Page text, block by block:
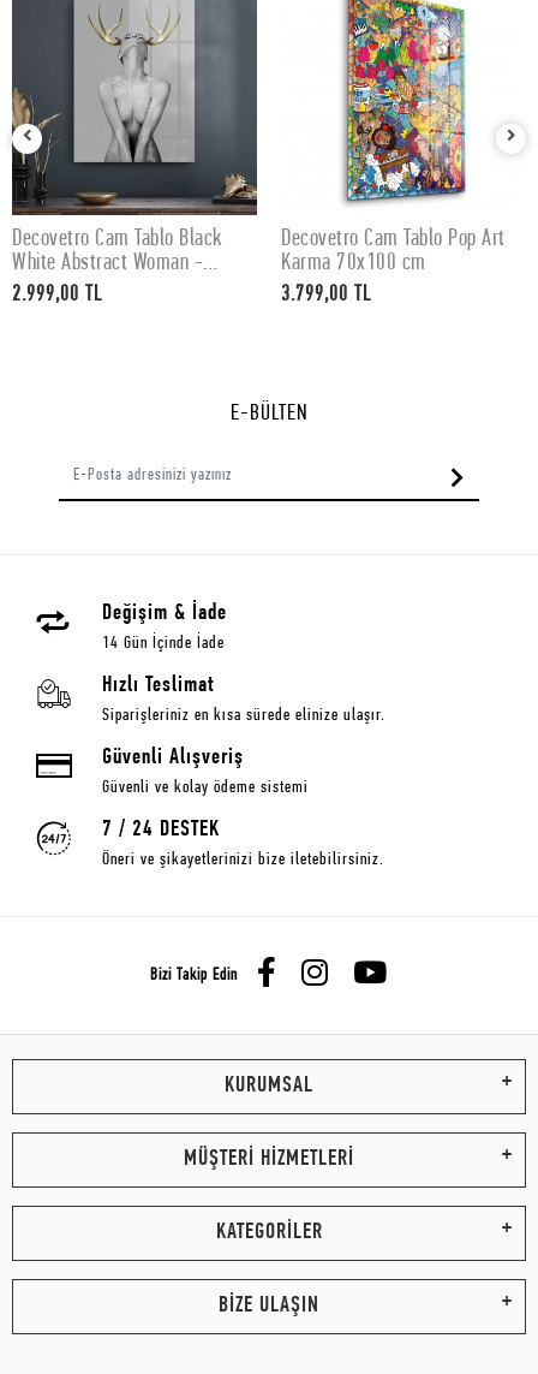
SEPETE EKLE
Decovetro Cam Tablo Black
White Abstract Woman -
50x70 cm
2.999,00 TL
SEPETE EKLE
Decovetro Cam Tablo Pop Art
Karma 70x100 cm
3.799,00 TL
E-BÜLTEN
Değişim & İade
14 Gün İçinde İade
Hızlı Teslimat
Siparişleriniz en kısa sürede elinize ulaşır.
Güvenli Alışveriş
Güvenli ve kolay ödeme sistemi
7 / 24 DESTEK
Öneri ve şikayetlerinizi bize iletebilirsiniz.
Bizi Takip Edin
KURUMSAL
MÜŞTERİ HİZMETLERİ
KATEGORİLER
BİZE ULAŞIN